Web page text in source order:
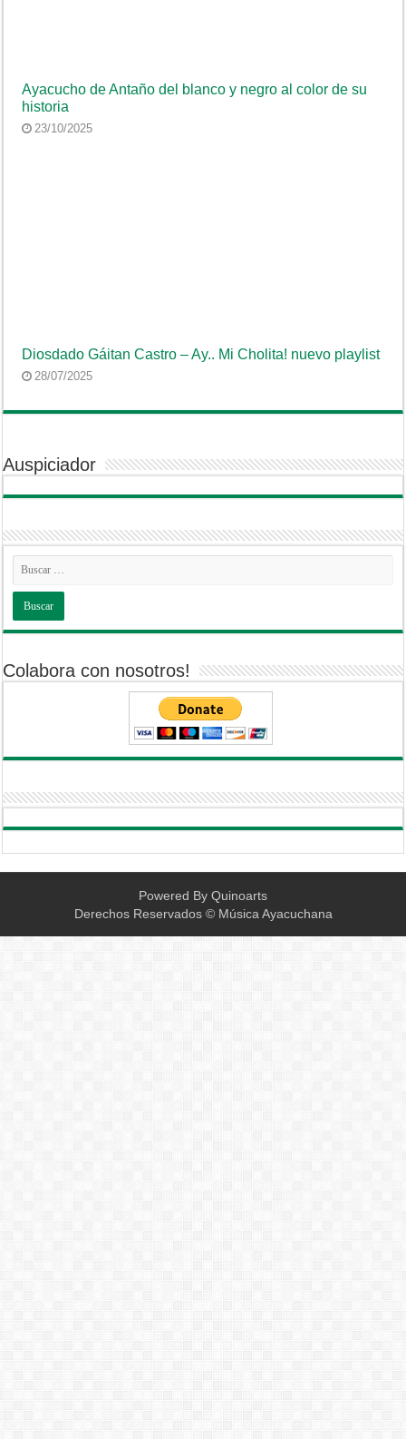
Ayacucho de Antaño del blanco y negro al color de su
historia
23/10/2025
Diosdado Gáitan Castro – Ay.. Mi Cholita! nuevo playlist
28/07/2025
Auspiciador
Colabora con nosotros!
Powered By Quinoarts
Derechos Reservados © Música Ayacuchana